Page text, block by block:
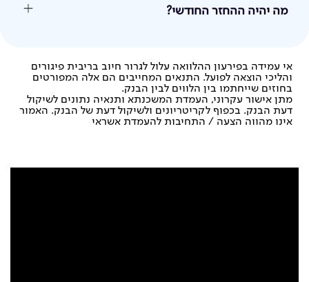
מה יהיה ההחזר החודשי?
אי עמידה בפירעון ההלוואה עלול לגרור חיוב בריבית פיגורים
והליכי הוצאה לפועל. התנאים המחייבים הם אלה המפורטים
בחוזים שייחתמו בין הלווים לבין הבנק.
מתן אישור עקרוני, העמדת המשכנתא ותנאיה נתונים לשיקול
דעת הבנק. בכפוף לקריטריונים ולשיקול דעת של הבנק. האמור
אינו מהווה הצעה / התחיבות להעמדת אשראי